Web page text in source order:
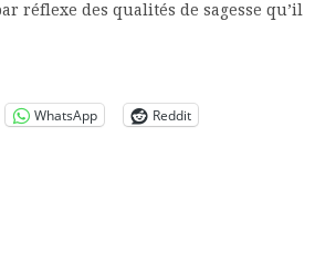
réflexe des qualités de sagesse qu’il
WhatsApp Reddit